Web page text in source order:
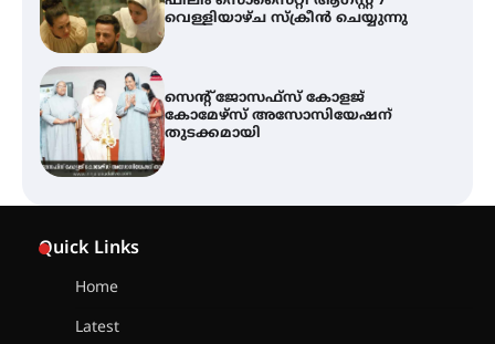
വെള്ളിയാഴ്ച സ്‌ക്രീൻ ചെയ്യുന്നു
സെന്റ് ജോസഫ്സ് കോളജ്
കോമേഴ്‌സ് അസോസിയേഷന്
തുടക്കമായി
Quick Links
Home
Latest